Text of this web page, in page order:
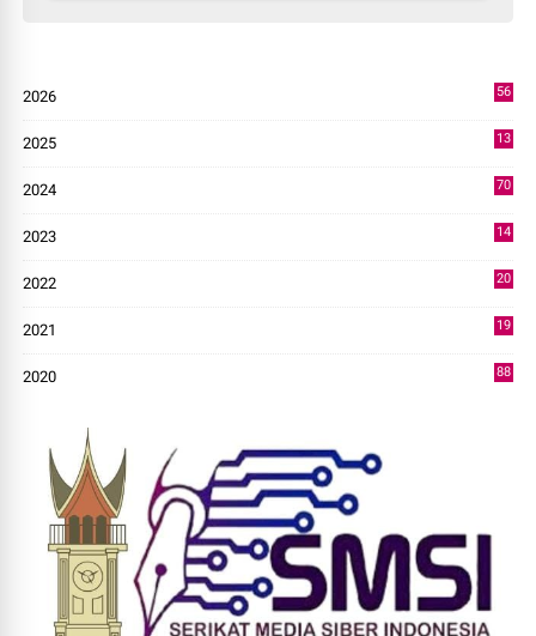
2026
56
2025
13
2024
70
2023
14
2022
20
2021
19
2020
88